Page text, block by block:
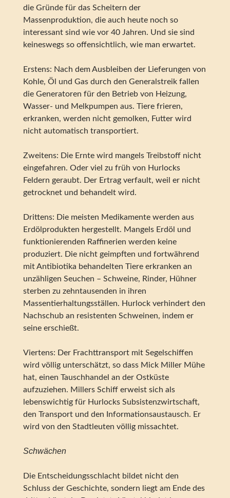
die Gründe für das Scheitern der
Massenproduktion, die auch heute noch so
interessant sind wie vor 40 Jahren. Und sie sind
keineswegs so offensichtlich, wie man erwartet.
Erstens: Nach dem Ausbleiben der Lieferungen von
Kohle, Öl und Gas durch den Generalstreik fallen
die Generatoren für den Betrieb von Heizung,
Wasser- und Melkpumpen aus. Tiere frieren,
erkranken, werden nicht gemolken, Futter wird
nicht automatisch transportiert.
Zweitens: Die Ernte wird mangels Treibstoff nicht
eingefahren. Oder viel zu früh von Hurlocks
Feldern geraubt. Der Ertrag verfault, weil er nicht
getrocknet und behandelt wird.
Drittens: Die meisten Medikamente werden aus
Erdölprodukten hergestellt. Mangels Erdöl und
funktionierenden Raffinerien werden keine
produziert. Die nicht geimpften und fortwährend
mit Antibiotika behandelten Tiere erkranken an
unzähligen Seuchen – Schweine, Rinder, Hühner
sterben zu zehntausenden in ihren
Massentierhaltungsställen. Hurlock verhindert den
Nachschub an resistenten Schweinen, indem er
seine erschießt.
Viertens: Der Frachttransport mit Segelschiffen
wird völlig unterschätzt, so dass Mick Miller Mühe
hat, einen Tauschhandel an der Ostküste
aufzuziehen. Millers Schiff erweist sich als
lebenswichtig für Hurlocks Subsistenzwirtschaft,
den Transport und den Informationsaustausch. Er
wird von den Stadtleuten völlig missachtet.
Schwächen
Die Entscheidungsschlacht bildet nicht den
Schluss der Geschichte, sondern liegt am Ende des